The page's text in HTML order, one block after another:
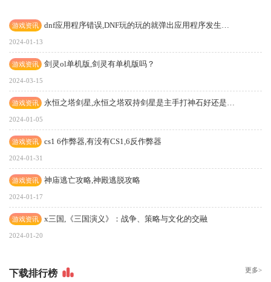
游戏资讯 dnf应用程序错误,DNF玩的玩的就弹出应用程序发生异常未知的软件异常(0xe06d7363)，位置为0x058b2f
2024-01-13
游戏资讯 剑灵ol单机版,剑灵有单机版吗？
2024-03-15
游戏资讯 永恒之塔剑星,永恒之塔双持剑星是主手打神石好还是两只手都打神右好？
2024-01-05
游戏资讯 cs1 6作弊器,有没有CS1,6反作弊器
2024-01-31
游戏资讯 神庙逃亡攻略,神殿逃脱攻略
2024-01-17
游戏资讯 x三国,《三国演义》：战争、策略与文化的交融
2024-01-20
下载排行榜 更多>